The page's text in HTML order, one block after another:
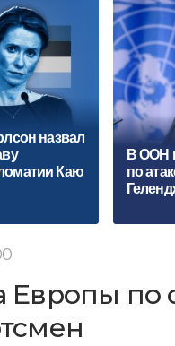
назвал
Каю
В ООН
по
Европы по